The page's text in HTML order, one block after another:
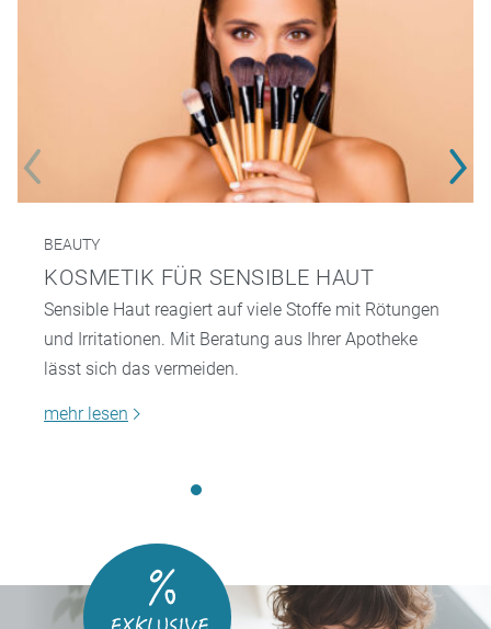
BEAUTY
KOSMETIK FÜR SENSIBLE HAUT
Sensible Haut reagiert auf viele Stoffe mit Rötungen
und Irritationen. Mit Beratung aus Ihrer Apotheke
lässt sich das vermeiden.
mehr lesen